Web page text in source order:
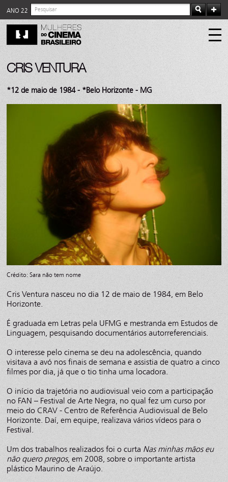
ANO 22
CRIS VENTURA
*12 de maio de 1984 - *Belo Horizonte - MG
Crédito: Sara não tem nome
Cris Ventura nasceu no dia 12 de maio de 1984, em Belo
Horizonte.
É graduada em Letras pela UFMG e mestranda em Estudos de
Linguagem, pesquisando documentários autorreferenciais.
O interesse pelo cinema se deu na adolescência, quando
visitava a avó nos finais de semana e assistia de quatro a cinco
filmes por dia, já que o tio tinha uma locadora.
O início da trajetória no audiovisual veio com a participação
no FAN – Festival de Arte Negra, no qual fez um curso por
meio do CRAV - Centro de Referência Audiovisual de Belo
Horizonte. Daí, em equipe, realizava vários vídeos para o
Festival.
Um dos trabalhos realizados foi o curta Nas minhas mãos eu
não quero pregos, em 2008, sobre o importante artista
plástico Maurino de Araújo.